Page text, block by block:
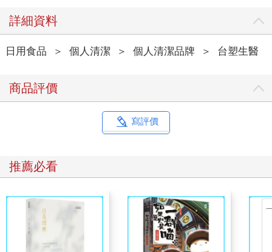
詳細資料
日用食品 ＞ 個人清潔 ＞ 個人清潔品牌 ＞ 台塑生醫
商品評價
寫評價
推薦必看